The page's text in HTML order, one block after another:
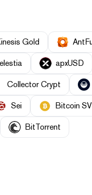
Gold
apxUSD
Collector Crypt
Sei Bitcoin SV
BitTorrent